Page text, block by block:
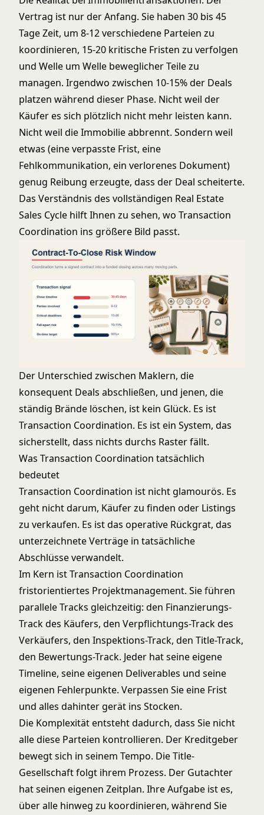
Vertrag ist nur der Anfang. Sie haben 30 bis 45
Tage Zeit, um 8-12 verschiedene Parteien zu
koordinieren, 15-20 kritische Fristen zu verfolgen
und Welle um Welle beweglicher Teile zu
managen. Irgendwo zwischen 10-15% der Deals
platzen während dieser Phase. Nicht weil der
Käufer es sich plötzlich nicht mehr leisten kann.
Nicht weil die Immobilie abbrennt. Sondern weil
etwas (eine verpasste Frist, eine
Fehlkommunikation, ein verlorenes Dokument)
genug Reibung erzeugte, dass der Deal scheiterte.
Das Verständnis des vollständigen Real Estate
Sales Cycle hilft Ihnen zu sehen, wo Transaction
Coordination ins größere Bild passt.
Der Unterschied zwischen Maklern, die
konsequent Deals abschließen, und jenen, die
ständig Brände löschen, ist kein Glück. Es ist
Transaction Coordination. Es ist ein System, das
sicherstellt, dass nichts durchs Raster fällt.
Was Transaction Coordination tatsächlich
bedeutet
Transaction Coordination ist nicht glamourös. Es
geht nicht darum, Käufer zu finden oder Listings
zu verkaufen. Es ist das operative Rückgrat, das
unterzeichnete Verträge in tatsächliche
Abschlüsse verwandelt.
Im Kern ist Transaction Coordination
fristorientiertes Projektmanagement. Sie führen
parallele Tracks gleichzeitig: den Finanzierungs-
Track des Käufers, den Verpflichtungs-Track des
Verkäufers, den Inspektions-Track, den Title-Track,
den Bewertungs-Track. Jeder hat seine eigene
Timeline, seine eigenen Deliverables und seine
eigenen Fehlerpunkte. Verpassen Sie eine Frist
und alles dahinter gerät ins Stocken.
Die Komplexität entsteht dadurch, dass Sie nicht
alle diese Parteien kontrollieren. Der Kreditgeber
bewegt sich in seinem Tempo. Die Title-
Gesellschaft folgt ihrem Prozess. Der Gutachter
hat seinen eigenen Zeitplan. Ihre Aufgabe ist es,
über alle hinweg zu koordinieren, während Sie